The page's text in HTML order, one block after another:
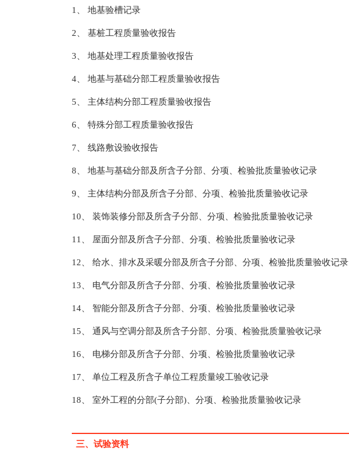
1、 地基验槽记录
2、 基桩工程质量验收报告
3、 地基处理工程质量验收报告
4、 地基与基础分部工程质量验收报告
5、 主体结构分部工程质量验收报告
6、 特殊分部工程质量验收报告
7、 线路敷设验收报告
8、 地基与基础分部及所含子分部、分项、检验批质量验收记录
9、 主体结构分部及所含子分部、分项、检验批质量验收记录
10、 装饰装修分部及所含子分部、分项、检验批质量验收记录
11、 屋面分部及所含子分部、分项、检验批质量验收记录
12、 给水、排水及采暖分部及所含子分部、分项、检验批质量验收记录
13、 电气分部及所含子分部、分项、检验批质量验收记录
14、 智能分部及所含子分部、分项、检验批质量验收记录
15、 通风与空调分部及所含子分部、分项、检验批质量验收记录
16、 电梯分部及所含子分部、分项、检验批质量验收记录
17、 单位工程及所含子单位工程质量竣工验收记录
18、 室外工程的分部(子分部)、分项、检验批质量验收记录
三、试验资料